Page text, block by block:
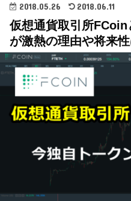
2018.05.26 2018.06.11
仮想通貨取引所
が激熱の理由や将来性